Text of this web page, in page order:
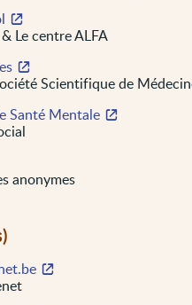
Le centre ALFA
Scientifique de
Santé Mentale
anonymes